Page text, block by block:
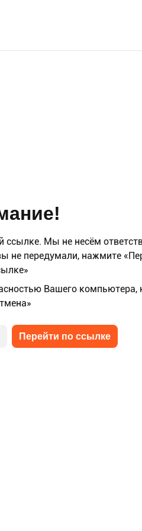
ссылке. Мы не несём
не передумали, нажмите
Вашего компьютера,
Перейти по ссылке